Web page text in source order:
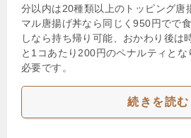
分以内は20種類以上のトッピング唐
マル唐揚げ丼なら同じく950円でで
しなら持ち帰り可能、おかわり後は
と1コあたり200円のペナルティと
必要です。
続きを読む